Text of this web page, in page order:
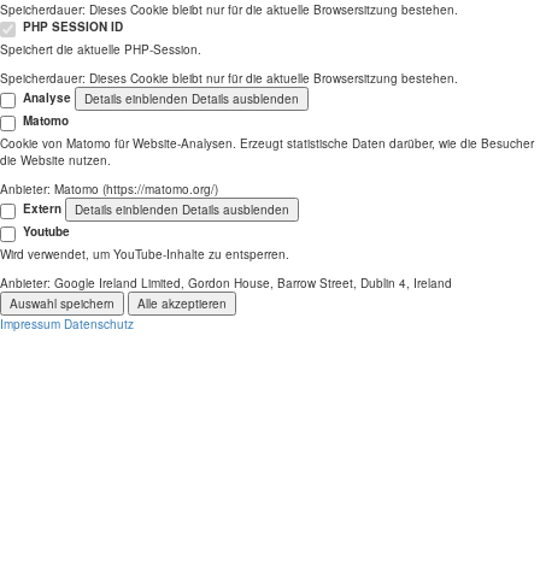
Speicherdauer: Dieses Cookie bleibt nur für die aktuelle Browsersitzung bestehen.
PHP SESSION ID
Speichert die aktuelle PHP-Session.
Speicherdauer: Dieses Cookie bleibt nur für die aktuelle Browsersitzung bestehen.
Analyse
Details einblenden Details ausblenden
Matomo
Cookie von Matomo für Website-Analysen. Erzeugt statistische Daten darüber, wie die Besucher
die Website nutzen.
Anbieter: Matomo (https://matomo.org/)
Extern
Details einblenden Details ausblenden
Youtube
Wird verwendet, um YouTube-Inhalte zu entsperren.
Anbieter: Google Ireland Limited, Gordon House, Barrow Street, Dublin 4, Ireland
Auswahl speichern
Alle akzeptieren
Impressum Datenschutz